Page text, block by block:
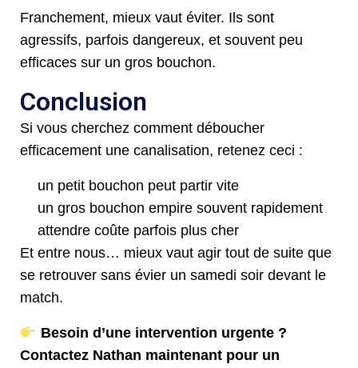
Franchement, mieux vaut éviter. Ils sont
agressifs, parfois dangereux, et souvent peu
efficaces sur un gros bouchon.
Conclusion
Si vous cherchez comment déboucher
efficacement une canalisation, retenez ceci :
un petit bouchon peut partir vite
un gros bouchon empire souvent rapidement
attendre coûte parfois plus cher
Et entre nous… mieux vaut agir tout de suite que
se retrouver sans évier un samedi soir devant le
match.
Besoin d’une intervention urgente ?
Contactez Nathan maintenant pour un